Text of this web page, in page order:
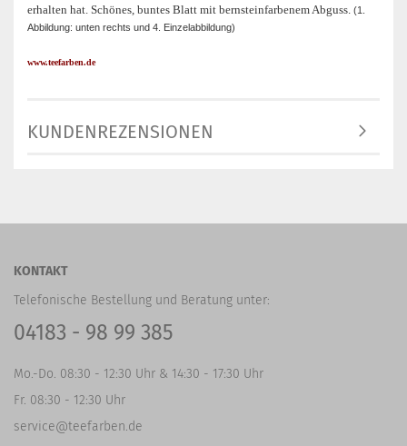
erhalten hat. Schönes, buntes Blatt mit bernsteinfarbenem Abguss. (1.
Abbildung: unten rechts und 4. Einzelabbildung)
www.teefarben.de
KUNDENREZENSIONEN
KONTAKT
Telefonische Bestellung und Beratung unter:
04183 - 98 99 385
Mo.-Do. 08:30 - 12:30 Uhr & 14:30 - 17:30 Uhr
Fr. 08:30 - 12:30 Uhr
service@teefarben.de